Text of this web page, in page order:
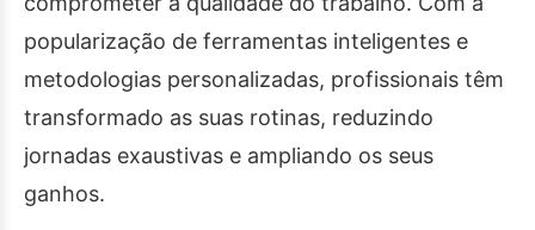
popularização de ferramentas inteligentes e
metodologias personalizadas, profissionais têm
transformado as suas rotinas, reduzindo
jornadas exaustivas e ampliando os seus
ganhos.